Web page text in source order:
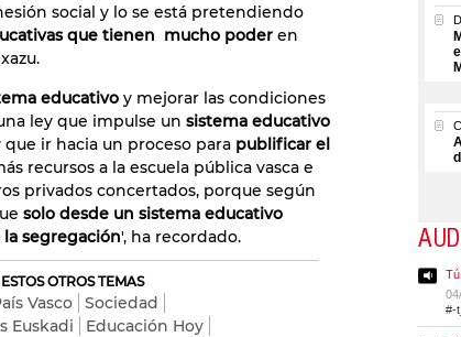
social y lo se está pretendiendo
que tienen mucho poder en
educativo y mejorar las condiciones
ley que impulse un sistema educativo
que ir hacia un proceso para publificar el
recursos a la escuela pública vasca e
privados concertados, porque según
solo desde un sistema educativo
segregación', ha recordado.
OTROS TEMAS
Vasco
Sociedad
Euskadi
Educación Hoy
#-